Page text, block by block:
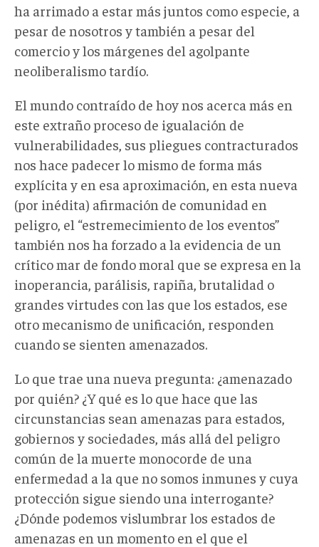
ha arrimado a estar más juntos como especie, a
pesar de nosotros y también a pesar del
comercio y los márgenes del agolpante
neoliberalismo tardío.
El mundo contraído de hoy nos acerca más en
este extraño proceso de igualación de
vulnerabilidades, sus pliegues contracturados
nos hace padecer lo mismo de forma más
explícita y en esa aproximación, en esta nueva
(por inédita) afirmación de comunidad en
peligro, el “estremecimiento de los eventos”
también nos ha forzado a la evidencia de un
crítico mar de fondo moral que se expresa en la
inoperancia, parálisis, rapiña, brutalidad o
grandes virtudes con las que los estados, ese
otro mecanismo de unificación, responden
cuando se sienten amenazados.
Lo que trae una nueva pregunta: ¿amenazado
por quién? ¿Y qué es lo que hace que las
circunstancias sean amenazas para estados,
gobiernos y sociedades, más allá del peligro
común de la muerte monocorde de una
enfermedad a la que no somos inmunes y cuya
protección sigue siendo una interrogante?
¿Dónde podemos vislumbrar los estados de
amenazas en un momento en el que el